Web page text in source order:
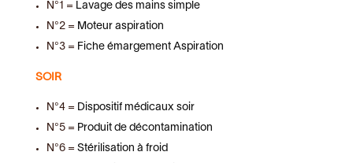
N°1 = Lavage des mains simple
N°2 = Moteur aspiration
N°3 = Fiche émargement Aspiration
SOIR
N°4 = Dispositif médicaux soir
N°5 = Produit de décontamination
N°6 = Stérilisation à froid